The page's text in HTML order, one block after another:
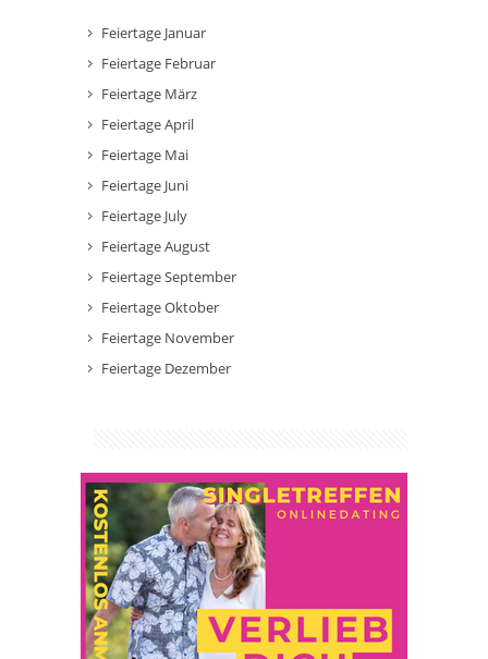
Feiertage Januar
Feiertage Februar
Feiertage März
Feiertage April
Feiertage Mai
Feiertage Juni
Feiertage July
Feiertage August
Feiertage September
Feiertage Oktober
Feiertage November
Feiertage Dezember